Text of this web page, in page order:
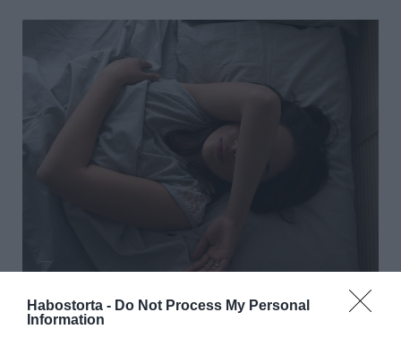
Habostorta - Do Not Process My Personal
Information